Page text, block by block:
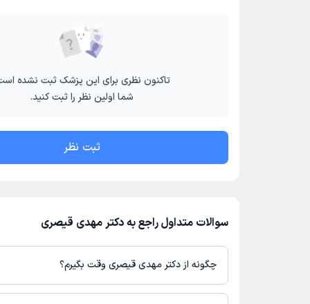
تاکنون نظری برای این پزشک ثبت نشده
شما اولین نظر را ثبت کنید.
ثبت نظر
سوالات متداول راجع به دکتر مهدی قیصری
چگونه از دکتر مهدی قیصری وقت بگیرم؟
در صورتی کهدکتر مهدی قیصریدارای پروفایل فعال و نوبت‌دهی باز